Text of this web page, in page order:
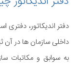
دفتر اندیکاتور، دفتری
داخلی سازمان ها در آن
به سوابق و مکاتبات